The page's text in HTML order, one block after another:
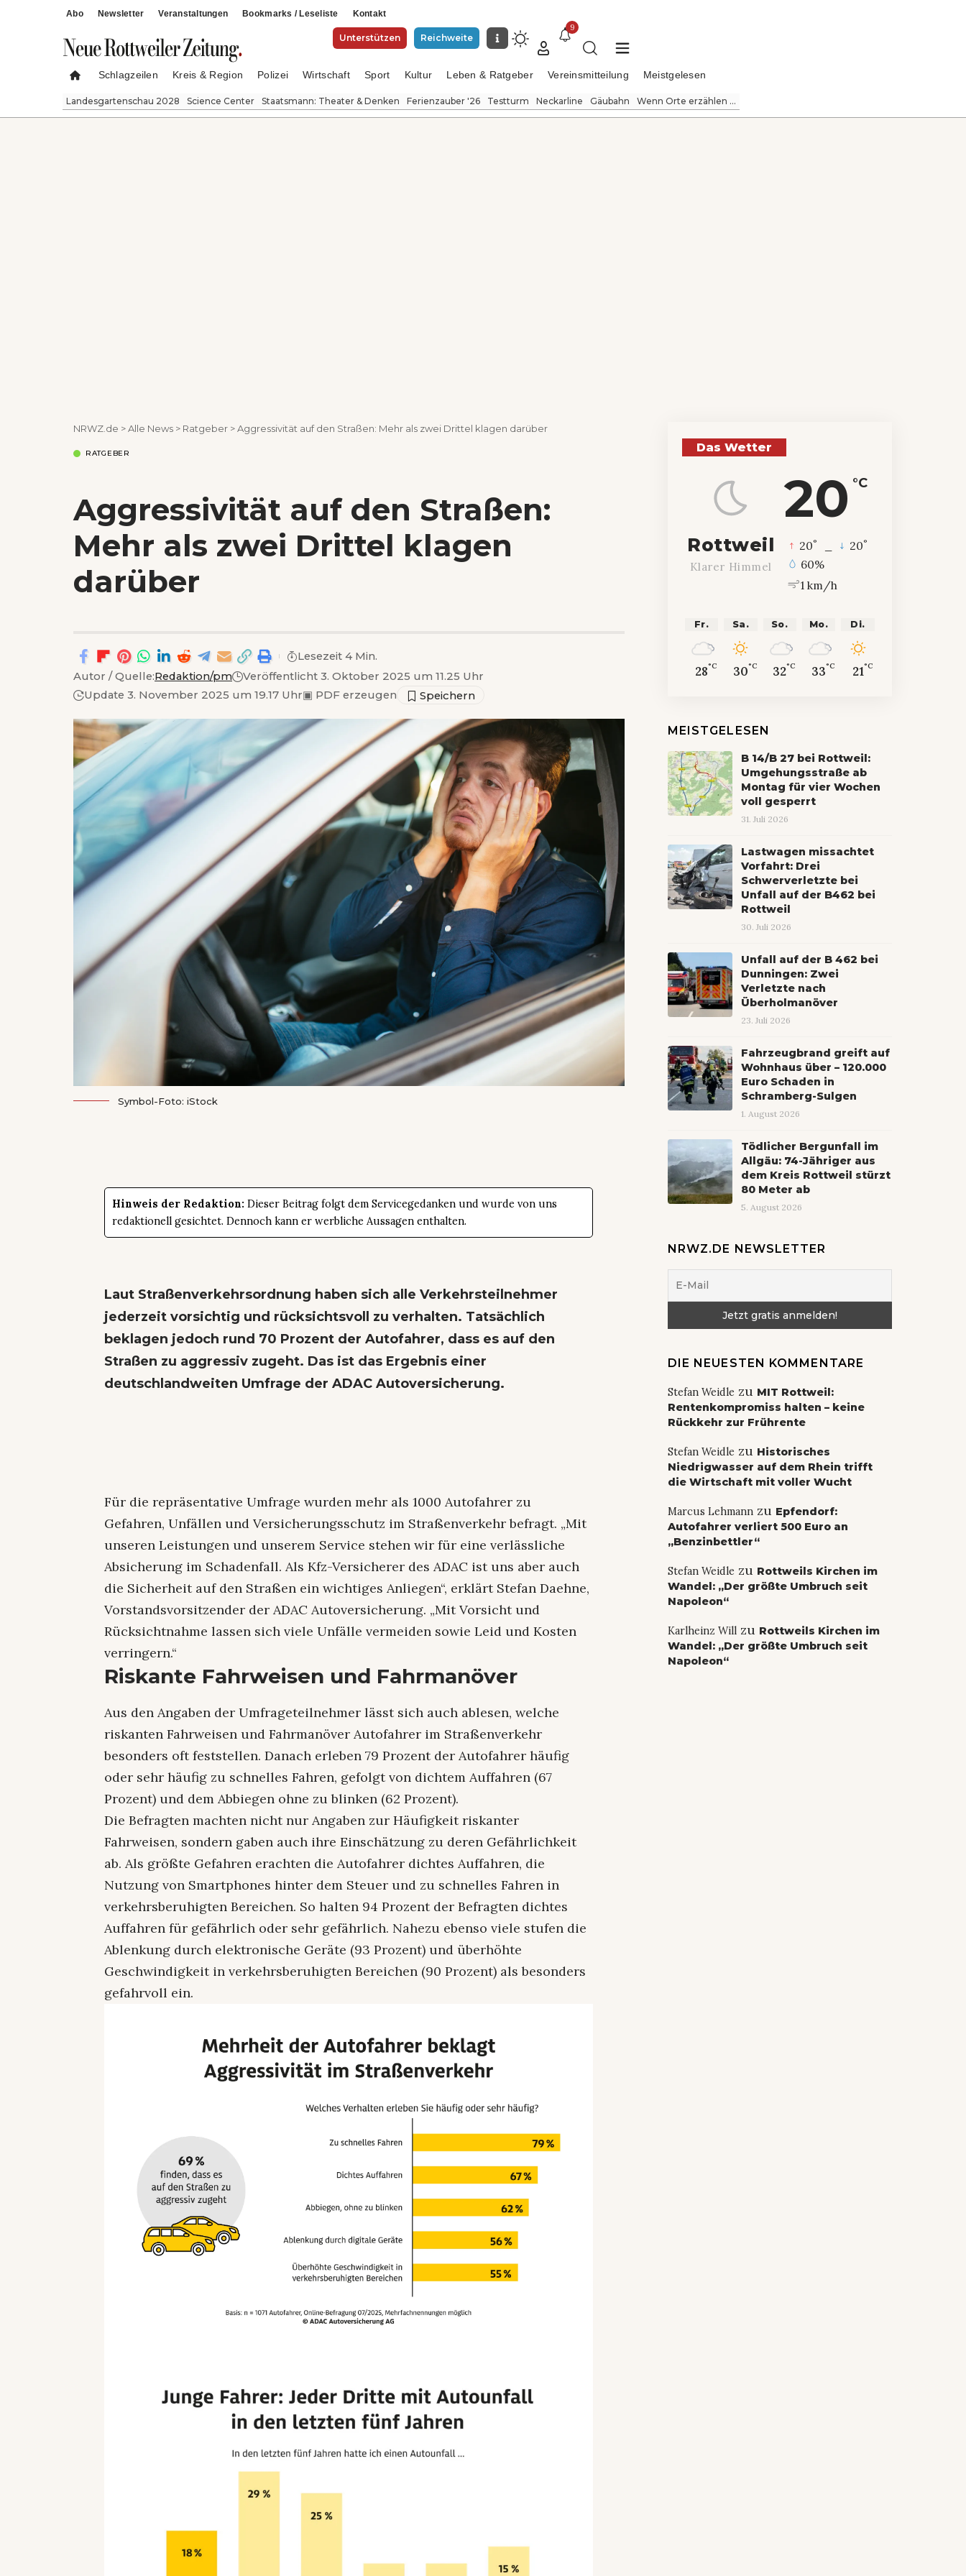
Abo Newsletter Veranstaltungen Bookmarks / Leseliste Kontakt
Unterstützen Reichweite
9
Schlagzeilen Kreis & Region Polizei Wirtschaft Sport Kultur Leben & Ratgeber Vereinsmitteilung Meistgelesen
Landesgartenschau 2028 Science Center Staatsmann: Theater & Denken Ferienzauber '26 Testturm Neckarline Gäubahn Wenn Orte erzählen ...
NRWZ.de >Alle News > Ratgeber >Aggressivität auf den Straßen: Mehr als zwei Drittel klagen darüber
RATGEBER
Aggressivität auf den Straßen:
Mehr als zwei Drittel klagen
darüber
Autor / Quelle:Redaktion/pm
Veröffentlicht 3. Oktober 2025 um 11.25 Uhr
Update 3. November 2025 um 19.17 Uhr▣ PDF erzeugen
Lesezeit 4 Min.
Symbol-Foto: iStock
Hinweis der Redaktion: Dieser Beitrag folgt dem Servicegedanken und wurde von uns
redaktionell gesichtet. Dennoch kann er werbliche Aussagen enthalten.
Laut Straßenverkehrsordnung haben sich alle Verkehrsteilnehmer
jederzeit vorsichtig und rücksichtsvoll zu verhalten. Tatsächlich
beklagen jedoch rund 70 Prozent der Autofahrer, dass es auf den
Straßen zu aggressiv zugeht. Das ist das Ergebnis einer
deutschlandweiten Umfrage der ADAC Autoversicherung.
Für die repräsentative Umfrage wurden mehr als 1000 Autofahrer zu
Gefahren, Unfällen und Versicherungsschutz im Straßenverkehr befragt. „Mit
unseren Leistungen und unserem Service stehen wir für eine verlässliche
Absicherung im Schadenfall. Als Kfz-Versicherer des ADAC ist uns aber auch
die Sicherheit auf den Straßen ein wichtiges Anliegen“, erklärt Stefan Daehne,
Vorstandsvorsitzender der ADAC Autoversicherung. „Mit Vorsicht und
Rücksichtnahme lassen sich viele Unfälle vermeiden sowie Leid und Kosten
verringern.“
Riskante Fahrweisen und Fahrmanöver
Aus den Angaben der Umfrageteilnehmer lässt sich auch ablesen, welche
riskanten Fahrweisen und Fahrmanöver Autofahrer im Straßenverkehr
besonders oft feststellen. Danach erleben 79 Prozent der Autofahrer häufig
oder sehr häufig zu schnelles Fahren, gefolgt von dichtem Auffahren (67
Prozent) und dem Abbiegen ohne zu blinken (62 Prozent).
Die Befragten machten nicht nur Angaben zur Häufigkeit riskanter
Fahrweisen, sondern gaben auch ihre Einschätzung zu deren Gefährlichkeit
ab. Als größte Gefahren erachten die Autofahrer dichtes Auffahren, die
Nutzung von Smartphones hinter dem Steuer und zu schnelles Fahren in
verkehrsberuhigten Bereichen. So halten 94 Prozent der Befragten dichtes
Auffahren für gefährlich oder sehr gefährlich. Nahezu ebenso viele stufen die
Ablenkung durch elektronische Geräte (93 Prozent) und überhöhte
Geschwindigkeit in verkehrsberuhigten Bereichen (90 Prozent) als besonders
gefahrvoll ein.
Das Wetter
20 °C
Rottweil
Klarer Himmel
20° 20°
60%
1 km/h
Fr.
28°C
Sa.
30°C
So.
32°C
Mo.
33°C
Di.
21°C
MEISTGELESEN
B 14/B 27 bei Rottweil:
Umgehungsstraße ab
Montag für vier Wochen
voll gesperrt
31. Juli 2026
Lastwagen missachtet
Vorfahrt: Drei
Schwerverletzte bei
Unfall auf der B462 bei
Rottweil
30. Juli 2026
Unfall auf der B 462 bei
Dunningen: Zwei
Verletzte nach
Überholmanöver
23. Juli 2026
Fahrzeugbrand greift auf
Wohnhaus über – 120.000
Euro Schaden in
Schramberg-Sulgen
1. August 2026
Tödlicher Bergunfall im
Allgäu: 74-Jähriger aus
dem Kreis Rottweil stürzt
80 Meter ab
5. August 2026
NRWZ.DE NEWSLETTER
DIE NEUESTEN KOMMENTARE
Stefan Weidle zu MIT Rottweil:
Rentenkompromiss halten – keine
Rückkehr zur Frührente
Stefan Weidle zu Historisches
Niedrigwasser auf dem Rhein trifft
die Wirtschaft mit voller Wucht
Marcus Lehmannzu Epfendorf:
Autofahrer verliert 500 Euro an
„Benzinbettler“
Stefan Weidle zu Rottweils Kirchen im
Wandel: „Der größte Umbruch seit
Napoleon“
Karlheinz Willzu Rottweils Kirchen im
Wandel: „Der größte Umbruch seit
Napoleon“